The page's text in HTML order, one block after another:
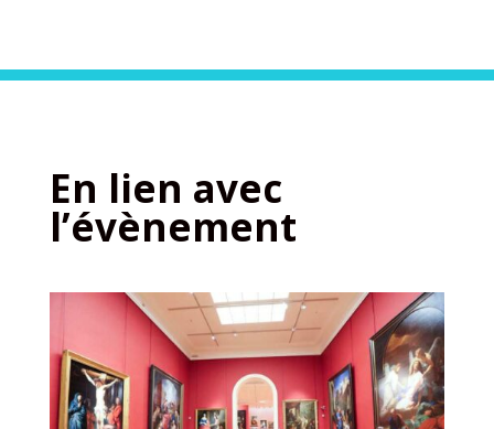
En lien avec
l’évènement